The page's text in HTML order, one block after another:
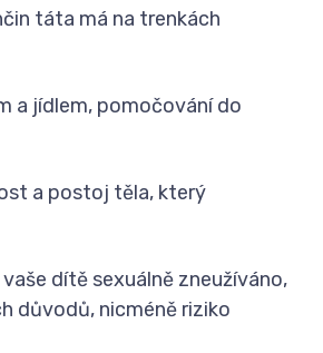
táta má na trenkách
a jídlem, pomočování do
a postoj těla, který
dítě sexuálně zneužíváno,
důvodů, nicméně riziko